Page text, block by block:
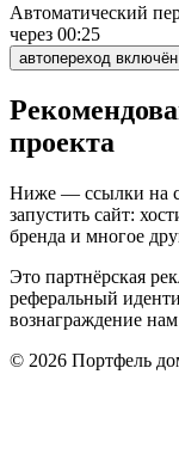
Автоматический
через 00:25
автопереход включён
проекта
Ниже — ссылки на
запустить сайт:
бренда и многое
Это партнёрская
реферальный
вознаграждение
© 2026 Портфель